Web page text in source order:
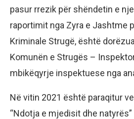
pasur rrezik për shëndetin e
raportimit nga Zyra e Jashtme
Kriminale Strugë, është
Komunën e Strugës –
mbikëqyrje inspektuese nga
Në vitin 2021 është paraqitur
“Ndotja e mjedisit dhe